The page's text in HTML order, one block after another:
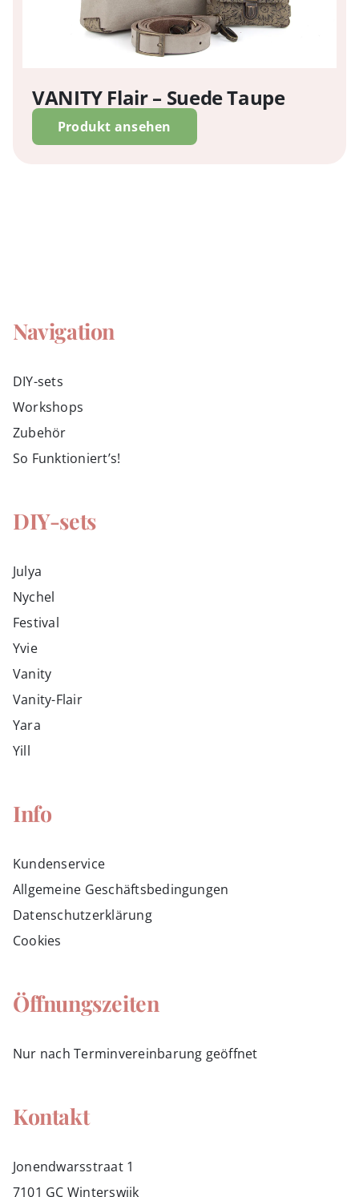
VANITY Flair – Suede Taupe
Produkt ansehen
Navigation
DIY-sets
Workshops
Zubehör
So Funktioniert’s!
DIY-sets
Julya
Nychel
Festival
Yvie
Vanity
Vanity-Flair
Yara
Yill
Info
Kundenservice
Allgemeine Geschäftsbedingungen
Datenschutzerklärung
Cookies
Öffnungszeiten
Nur nach Terminvereinbarung geöffnet
Kontakt
Jonendwarsstraat 1
7101 GC Winterswijk